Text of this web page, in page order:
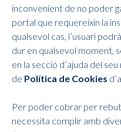
inconvenient de no poder
portal que requereixin la
qualsevol cas, l’usuari
dur en qualsevol moment,
en la secció d’ajuda del
de Política de Cookies
Per poder cobrar per
necessita complir amb